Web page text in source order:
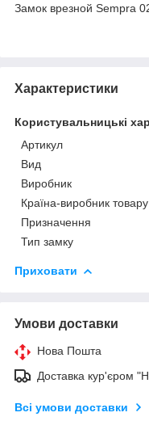
Замок врезной Sempra
Характеристики
Користувальницькі
Артикул
Вид
Виробник
Країна-виробник товару
Призначення
Тип замку
Приховати
Умови доставки
Нова Пошта
Доставка кур'єром
Всі умови доставки